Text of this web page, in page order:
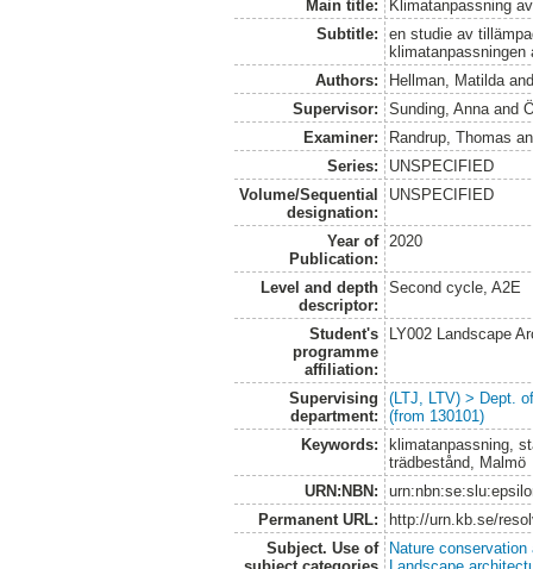
Main title:
Klimatanpassning
Subtitle:
en studie av
klimatanpassningen
Authors:
Hellman, Matilda
Supervisor:
Sunding, Anna and
Examiner:
Randrup, Thomas
Series:
UNSPECIFIED
Volume/Sequential
designation:
UNSPECIFIED
Year of
Publication:
2020
Level and depth
descriptor:
Second cycle, A2E
Student's
programme
affiliation:
LY002 Landscape
Supervising
department:
(LTJ, LTV) > Dept.
(from 130101)
Keywords:
klimatanpassning,
trädbestånd, Malmö
URN:NBN:
Permanent URL:
http://urn.kb.se/
Subject. Use of
Nature